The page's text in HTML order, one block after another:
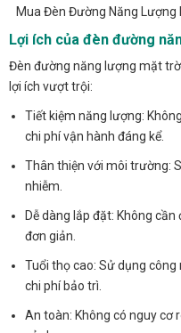
Mua Đèn Đường Năng Lượng
Lợi ích của đèn đường
Đèn đường năng lượng mặt
lợi ích vượt trội:
Tiết kiệm năng lượng:
chi phí vận hành đáng kể.
Thân thiện với môi trường:
nhiễm.
Dễ dàng lắp đặt: Không
đơn giản.
Tuổi thọ cao: Sử dụng công
chi phí bảo trì.
An toàn: Không có nguy cơ